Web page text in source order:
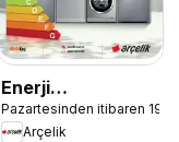
Enerji
Sınıflandırmaları
Pazartesinden itibaren
Arçelik